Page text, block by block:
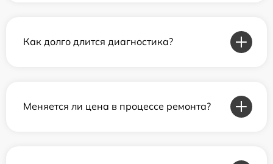
Как долго длится диагностика?
Меняется ли цена в процессе ремонта?